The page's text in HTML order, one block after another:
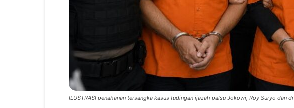
ILUSTRASI penahanan tersangka kasus tudingan ijazah palsu Jokowi, Roy Suryo dan